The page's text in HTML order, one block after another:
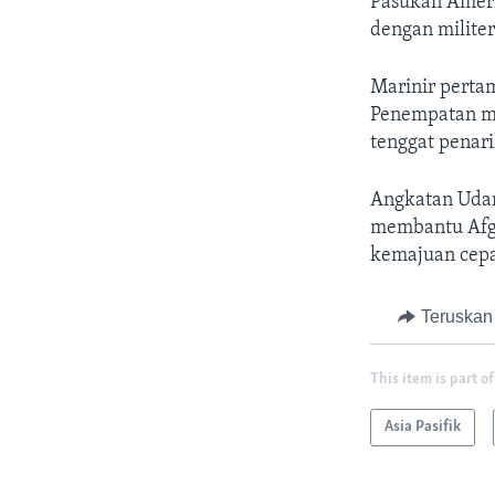
dengan
Marinir
Penempatan
tenggat
Angkatan
membantu
kemajuan
Teruskan
This item is part of
Asia Pasifik